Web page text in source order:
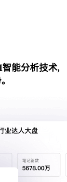
能分析技术,